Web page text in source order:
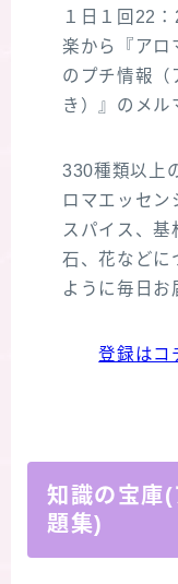
１日１回22
楽から『アロ
のプチ情報（
き）』のメル
330種類以上
ロマエッセン
スパイス、
石、花などに
ように毎日お
登録はコ
知識の宝庫(
題集)